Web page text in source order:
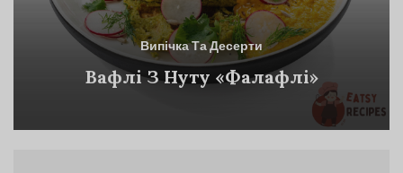
Випічка Та Десерти
Вафлі З Нуту «Фалафлі»